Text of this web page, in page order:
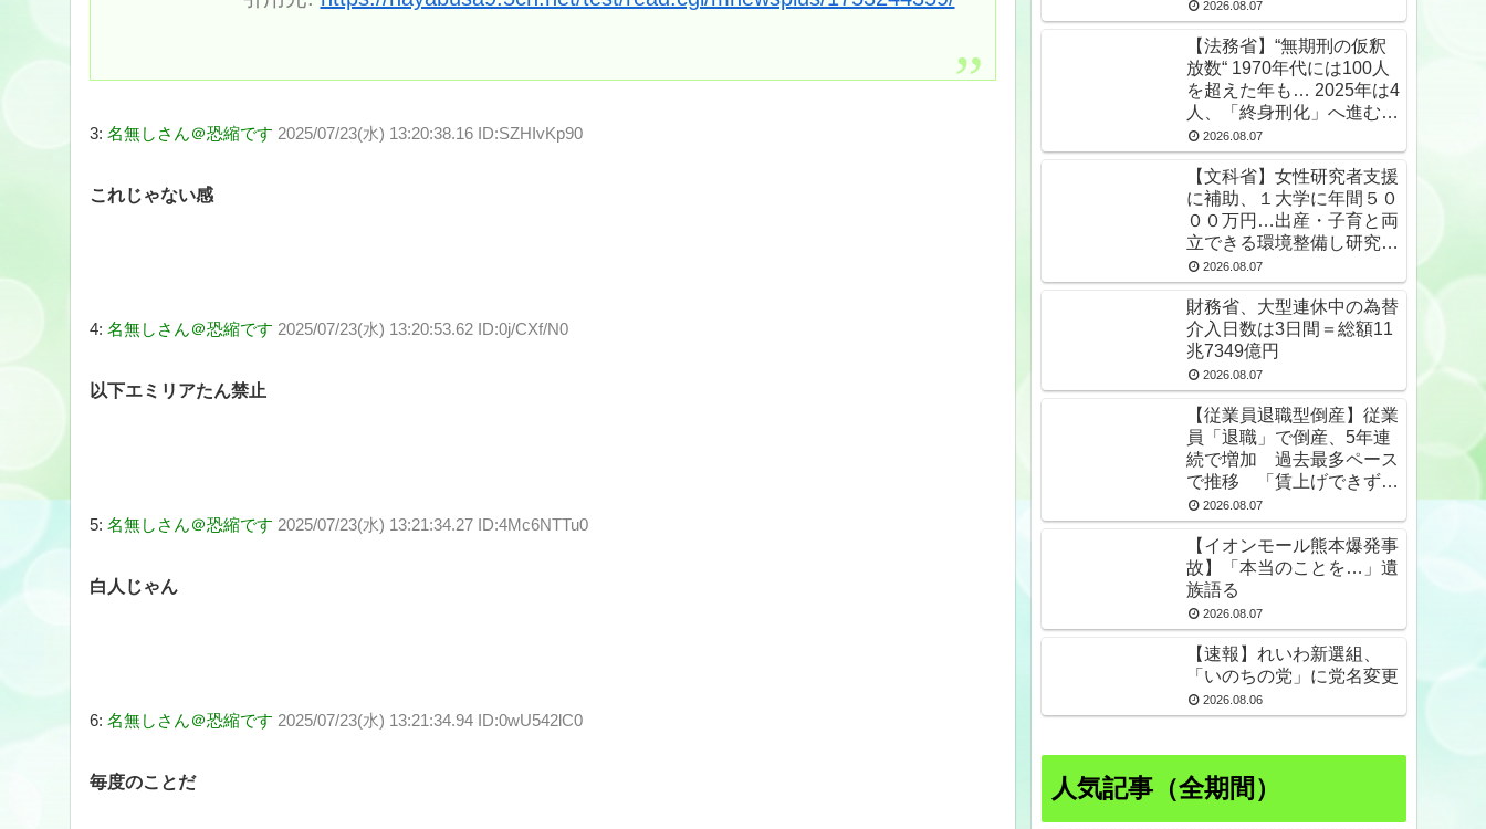
3: 名無しさん＠恐縮です 2025/07/23(水) 13:20:38.16 ID:SZHIvKp90
これじゃない感
4: 名無しさん＠恐縮です 2025/07/23(水) 13:20:53.62 ID:0j/CXf/N0
以下エミリアたん禁止
5: 名無しさん＠恐縮です 2025/07/23(水) 13:21:34.27 ID:4Mc6NTTu0
白人じゃん
6: 名無しさん＠恐縮です 2025/07/23(水) 13:21:34.94 ID:0wU542lC0
毎度のことだ
2026.08.07
【法務省】“無期刑の仮釈
放数“ 1970年代には100人
を超えた年も… 2025年は4
人、「終身刑化」へ進む
無期受刑者は24年末で
1650人★2
2026.08.07
【文科省】女性研究者支援
に補助、１大学に年間５０
００万円…出産・子育と両
立できる環境整備し研究力
底上げ
2026.08.07
財務省、大型連休中の為替
介入日数は3日間＝総額11
兆7349億円
2026.08.07
【従業員退職型倒産】従業
員「退職」で倒産、5年連
続で増加 過去最多ペース
で推移 「賃上げできず」
倒産も発生
2026.08.07
【イオンモール熊本爆発事
故】「本当のことを…」遺
族語る
2026.08.07
【速報】れいわ新選組、
「いのちの党」に党名変更
2026.08.06
人気記事（全期間）